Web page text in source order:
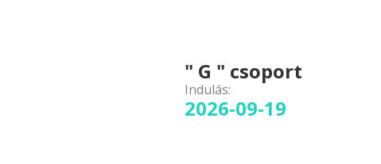
" G " csoport
Indulás:
2026-09-19